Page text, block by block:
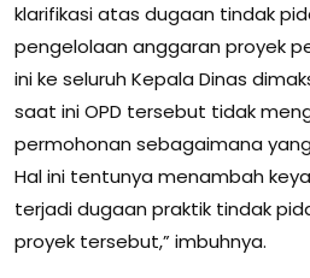
klarifikasi atas dugaan tindak
pengelolaan anggaran proyek
ini ke seluruh Kepala Dinas
saat ini OPD tersebut tidak
permohonan sebagaimana
Hal ini tentunya menambah
terjadi dugaan praktik tindak
proyek tersebut,” imbuhnya.